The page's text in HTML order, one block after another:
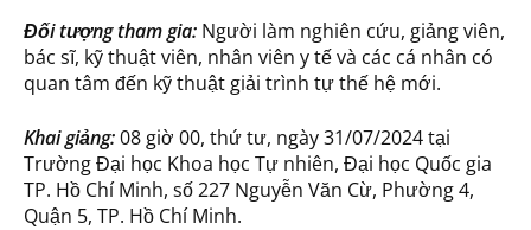
Đối tượng tham gia: Người làm nghiên cứu, giảng viên,
bác sĩ, kỹ thuật viên, nhân viên y tế và các cá nhân có
quan tâm đến kỹ thuật giải trình tự thế hệ mới.
Khai giảng:08 giờ 00, thứ tư, ngày 31/07/2024 tại
Trường Đại học Khoa học Tự nhiên, Đại học Quốc gia
TP. Hồ Chí Minh, số 227 Nguyễn Văn Cừ, Phường 4,
Quận 5, TP. Hồ Chí Minh.